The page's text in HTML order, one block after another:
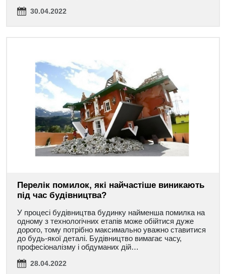
30.04.2022
Перелік помилок, які найчастіше виникають
під час будівництва?
У процесі будівництва будинку найменша помилка на
одному з технологічних етапів може обійтися дуже
дорого, тому потрібно максимально уважно ставитися
до будь-якої деталі. Будівництво вимагає часу,
професіоналізму і обдуманих дій…
28.04.2022